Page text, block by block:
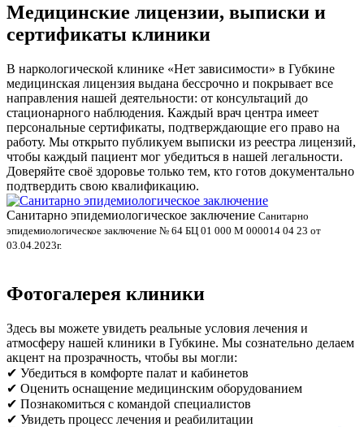
Медицинские лицензии, выписки и
сертификаты клиники
В наркологической клинике «Нет зависимости» в Губкине
медицинская лицензия выдана бессрочно и покрывает все
направления нашей деятельности: от консультаций до
стационарного наблюдения. Каждый врач центра имеет
персональные сертификаты, подтверждающие его право на
работу. Мы открыто публикуем выписки из реестра лицензий,
чтобы каждый пациент мог убедиться в нашей легальности.
Доверяйте своё здоровье только тем, кто готов документально
подтвердить свою квалификацию.
Санитарно эпидемиологическое заключение Санитарно
эпидемиологическое заключение № 64 БЦ 01 000 М 000014 04 23 от
03.04.2023г.
Фотогалерея клиники
Здесь вы можете увидеть реальные условия лечения и
атмосферу нашей клиники в Губкине. Мы сознательно делаем
акцент на прозрачность, чтобы вы могли:
✔ Убедиться в комфорте палат и кабинетов
✔ Оценить оснащение медицинским оборудованием
✔ Познакомиться с командой специалистов
✔ Увидеть процесс лечения и реабилитации